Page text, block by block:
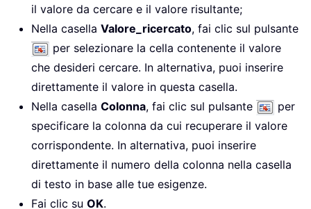
il valore da cercare e il valore risultante;
Nella casella Valore_ricercato, fai clic sul pulsante
per selezionare la cella contenente il valore
che desideri cercare. In alternativa, puoi inserire
direttamente il valore in questa casella.
Nella casella Colonna, fai clic sul pulsante
per
specificare la colonna da cui recuperare il valore
corrispondente. In alternativa, puoi inserire
direttamente il numero della colonna nella casella
di testo in base alle tue esigenze.
Fai clic su OK.